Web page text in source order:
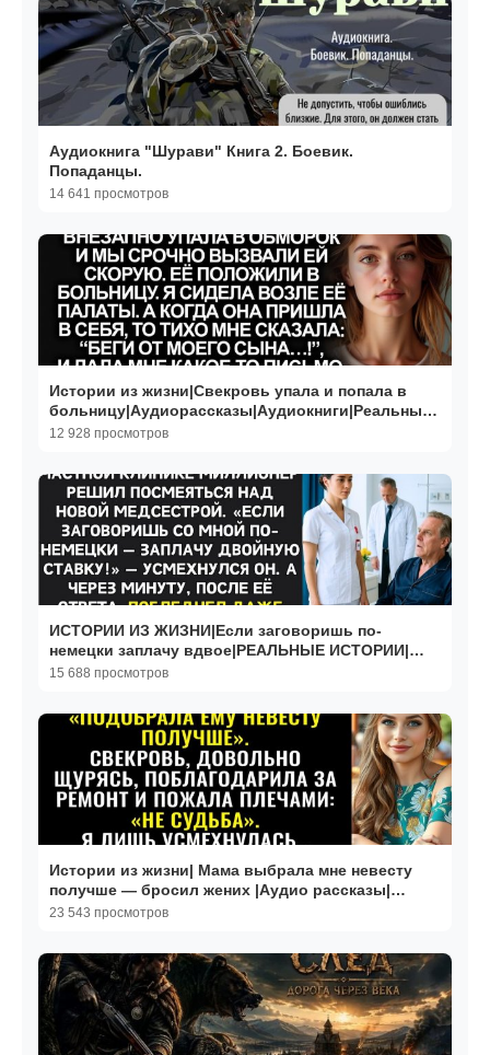
Аудиокнига "Шурави" Книга 2. Боевик.
Попаданцы.
14 641 просмотров
Истории из жизни|Свекровь упала и попала в
больницу|Аудиорассказы|Аудиокниги|Реальные
истории
12 928 просмотров
ИСТОРИИ ИЗ ЖИЗНИ|Если заговоришь по-
немецки заплачу вдвое|РЕАЛЬНЫЕ ИСТОРИИ|
ЖИЗНЕННЫЕ ИСТОРИИ
15 688 просмотров
Истории из жизни| Мама выбрала мне невесту
получше — бросил жених |Аудио рассказы|
Жизненные истории
23 543 просмотров